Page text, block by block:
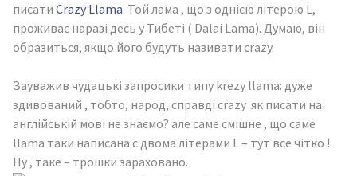
писати Crazy Llama. Той лама , що з однією літерою L,
проживає наразі десь у Тибеті ( Dalai Lama). Думаю, він
образиться, якщо його будуть називати crazy.
Зауважив чудацькі запросики типу krezy llama: дуже
здивований , тобто, народ, справді crazy як писати на
англійській мові не знаємо? але саме смішне , що саме
llama таки написана с двома літерами L – тут все чітко !
Ну , таке – трошки зараховано.